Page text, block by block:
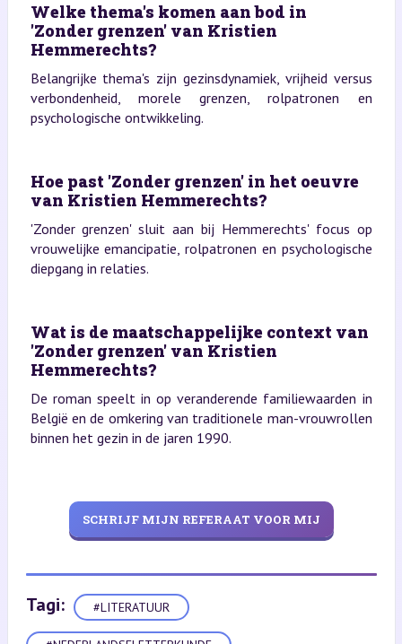
Welke thema's komen aan bod in
'Zonder grenzen' van Kristien
Hemmerechts?
Belangrijke thema's zijn gezinsdynamiek, vrijheid versus
verbondenheid, morele grenzen, rolpatronen en
psychologische ontwikkeling.
Hoe past 'Zonder grenzen' in het oeuvre
van Kristien Hemmerechts?
'Zonder grenzen' sluit aan bij Hemmerechts' focus op
vrouwelijke emancipatie, rolpatronen en psychologische
diepgang in relaties.
Wat is de maatschappelijke context van
'Zonder grenzen' van Kristien
Hemmerechts?
De roman speelt in op veranderende familiewaarden in
België en de omkering van traditionele man-vrouwrollen
binnen het gezin in de jaren 1990.
SCHRIJF MIJN REFERAAT VOOR MIJ
Tagi: #LITERATUUR